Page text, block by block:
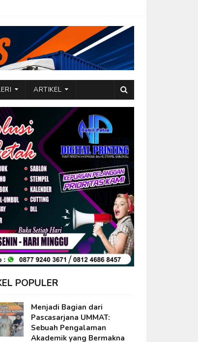
ARTIKEL
POPULER
Menjadi Bagian dari
Pascasarjana UMMAT:
Sebuah Pengalaman
Akademik yang Bermakna